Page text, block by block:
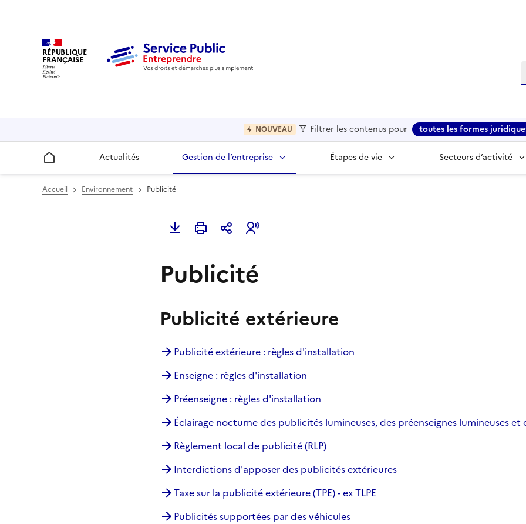
RÉPUBLIQUE
FRANÇAISE
NOUVEAU Filtrer les contenus pour toutes les formes
Accueil Actualités Gestion de l’entreprise Étapes de vie Secteurs d’activité
Accueil Environnement Publicité
Publicité
Publicité extérieure
Publicité extérieure : règles d'installation
Enseigne : règles d'installation
Préenseigne : règles d'installation
Éclairage nocturne des publicités lumineuses, des préenseignes lumineuses et
Règlement local de publicité (RLP)
Interdictions d'apposer des publicités extérieures
Taxe sur la publicité extérieure (TPE) - ex TLPE
Publicités supportées par des véhicules